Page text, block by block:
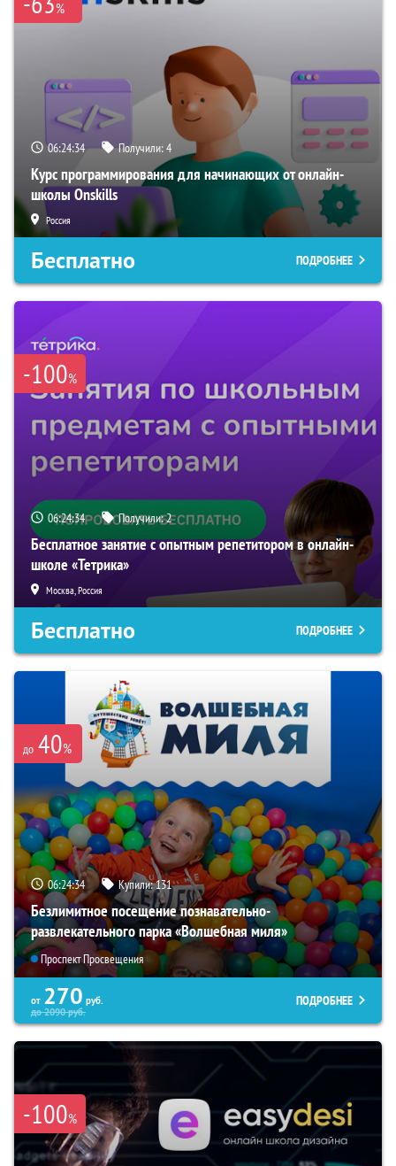
%
06:24:33 Получили:4
Курс программирования для начинающих от онлайн-
школы Onskills
Россия
Бесплатно ПОДРОБНЕЕ
-100%
06:24:33 Получили:2
Бесплатное занятие с опытным репетитором в онлайн-
школе «Тетрика»
Москва, Россия
Бесплатно ПОДРОБНЕЕ
до 40%
06:24:33 Купили:131
Безлимитное посещение познавательно-
развлекательного парка «Волшебная миля»
Проспект Просвещения
от 270 руб.
до2090руб.
ПОДРОБНЕЕ
-100%